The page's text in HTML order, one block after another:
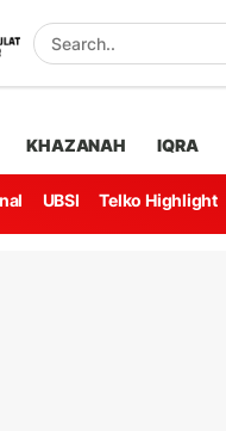
KHAZANAH IQRA
UBSI Telko Highlight